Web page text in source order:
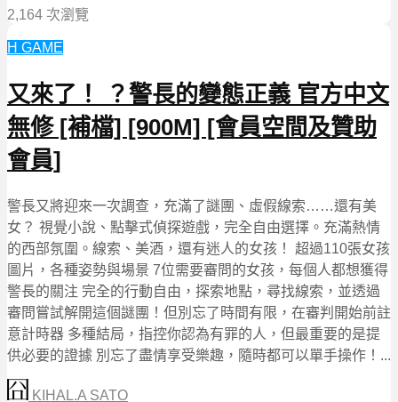
2,164 次瀏覽
H GAME
又來了！ ？警長的變態正義 官方中文
無修 [補檔] [900M] [會員空間及贊助
會員]
警長又將迎來一次調查，充滿了謎團、虛假線索……還有美
女？ 視覺小說、點擊式偵探遊戲，完全自由選擇。充滿熱情
的西部氛圍。線索、美酒，還有迷人的女孩！ 超過110張女孩
圖片，各種姿勢與場景 7位需要審問的女孩，每個人都想獲得
警長的關注 完全的行動自由，探索地點，尋找線索，並透過
審問嘗試解開這個謎團！但別忘了時間有限，在審判開始前註
意計時器 多種結局，指控你認為有罪的人，但最重要的是提
供必要的證據 別忘了盡情享受樂趣，隨時都可以單手操作！...
KIHAL.A SATO